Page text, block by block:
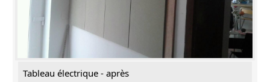
Tableau électrique - après